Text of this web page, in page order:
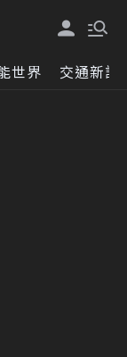
世界 交通新訊